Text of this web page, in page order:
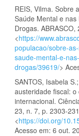
REIS, Vilma. Sobre
Saúde Mental e
Drogas.
<https://
populacao/sobre-
saude-mental-e-
drogas/39619/>
SANTOS, Isabela
austeridade fiscal:
internacional.
23, n. 7, p. 2303-
<https://doi.org/
Acesso em: 6 out.